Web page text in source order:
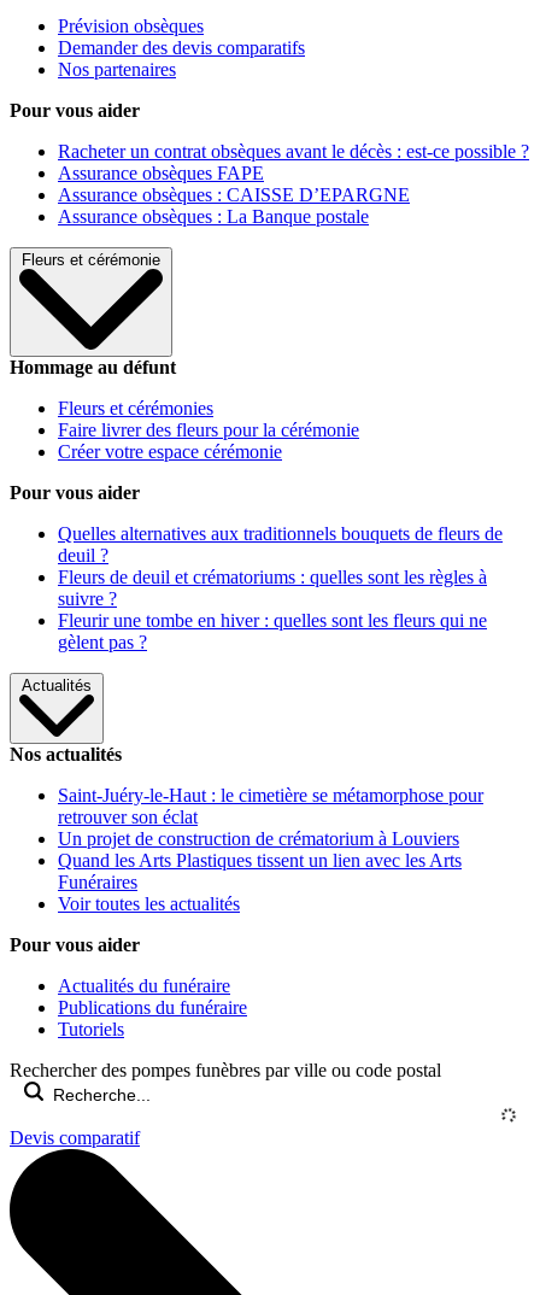
Prévision obsèques
Demander des devis comparatifs
Nos partenaires
Pour vous aider
Racheter un contrat obsèques avant le décès : est-ce possible ?
Assurance obsèques FAPE
Assurance obsèques : CAISSE D’EPARGNE
Assurance obsèques : La Banque postale
Fleurs et cérémonie
Hommage au défunt
Fleurs et cérémonies
Faire livrer des fleurs pour la cérémonie
Créer votre espace cérémonie
Pour vous aider
Quelles alternatives aux traditionnels bouquets de fleurs de
deuil ?
Fleurs de deuil et crématoriums : quelles sont les règles à
suivre ?
Fleurir une tombe en hiver : quelles sont les fleurs qui ne
gèlent pas ?
Actualités
Nos actualités
Saint-Juéry-le-Haut : le cimetière se métamorphose pour
retrouver son éclat
Un projet de construction de crématorium à Louviers
Quand les Arts Plastiques tissent un lien avec les Arts
Funéraires
Voir toutes les actualités
Pour vous aider
Actualités du funéraire
Publications du funéraire
Tutoriels
Rechercher des pompes funèbres par ville ou code postal
Devis comparatif